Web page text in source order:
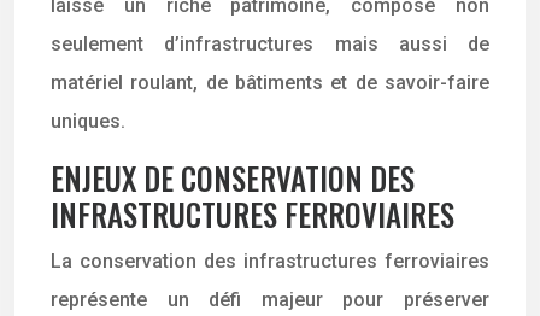
laissé un riche patrimoine, composé non
seulement d’infrastructures mais aussi de
matériel roulant, de bâtiments et de savoir-faire
uniques.
ENJEUX DE CONSERVATION DES
INFRASTRUCTURES FERROVIAIRES
La conservation des infrastructures ferroviaires
représente un défi majeur pour préserver